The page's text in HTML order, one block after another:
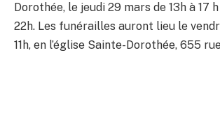
Dorothée, le jeudi 29 mars de 13h à 17
22h. Les funérailles auront lieu le
11h, en l’église Sainte-Dorothée, 655